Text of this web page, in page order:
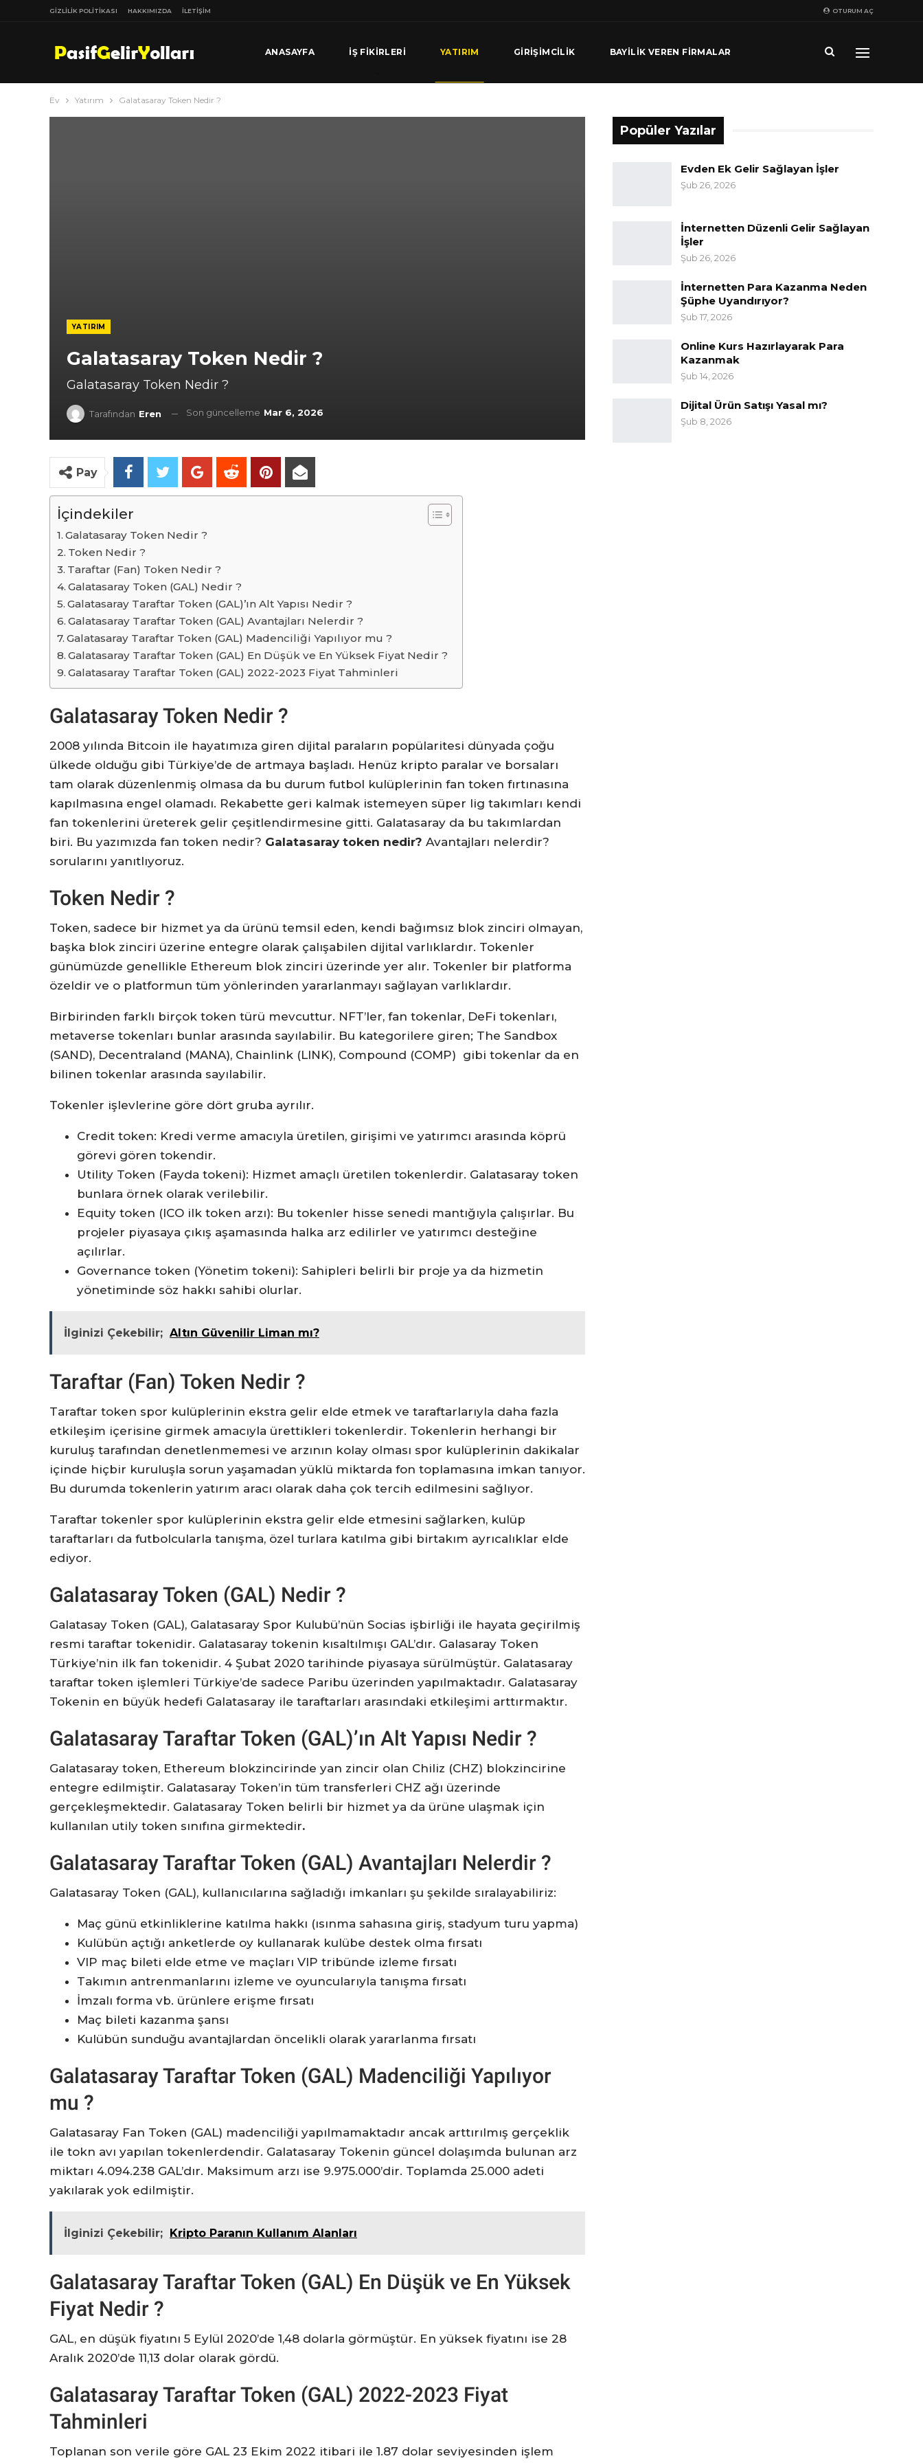
OTURUM AÇ
GIZLILIK POLITIKASI HAKKIMIZDA İLETIŞIM
ANASAYFA İŞ FIKIRLERI YATIRIM GIRIŞIMCILIK BAYILIK VEREN FIRMALAR
Ev Yatırım Galatasaray Token Nedir ?
YATIRIM
Galatasaray Token Nedir ?
Galatasaray Token Nedir ?
Tarafından Eren Son güncelleme Mar 6, 2026
Pay
İçindekiler
Galatasaray Token Nedir ?
Token Nedir ?
Taraftar (Fan) Token Nedir ?
Galatasaray Token (GAL) Nedir ?
Galatasaray Taraftar Token (GAL)’ın Alt Yapısı Nedir ?
Galatasaray Taraftar Token (GAL) Avantajları Nelerdir ?
Galatasaray Taraftar Token (GAL) Madenciliği Yapılıyor mu ?
Galatasaray Taraftar Token (GAL) En Düşük ve En Yüksek Fiyat Nedir ?
Galatasaray Taraftar Token (GAL) 2022-2023 Fiyat Tahminleri
Galatasaray Token Nedir ?
2008 yılında Bitcoin ile hayatımıza giren dijital paraların popülaritesi dünyada çoğu
ülkede olduğu gibi Türkiye’de de artmaya başladı. Henüz kripto paralar ve borsaları
tam olarak düzenlenmiş olmasa da bu durum futbol kulüplerinin fan token fırtınasına
kapılmasına engel olamadı. Rekabette geri kalmak istemeyen süper lig takımları kendi
fan tokenlerini üreterek gelir çeşitlendirmesine gitti. Galatasaray da bu takımlardan
biri. Bu yazımızda fan token nedir? Galatasaray token nedir? Avantajları nelerdir?
sorularını yanıtlıyoruz.
Token Nedir ?
Token, sadece bir hizmet ya da ürünü temsil eden, kendi bağımsız blok zinciri olmayan,
başka blok zinciri üzerine entegre olarak çalışabilen dijital varlıklardır. Tokenler
günümüzde genellikle Ethereum blok zinciri üzerinde yer alır. Tokenler bir platforma
özeldir ve o platformun tüm yönlerinden yararlanmayı sağlayan varlıklardır.
Birbirinden farklı birçok token türü mevcuttur. NFT’ler, fan tokenlar, DeFi tokenları,
metaverse tokenları bunlar arasında sayılabilir. Bu kategorilere giren; The Sandbox
(SAND), Decentraland (MANA), Chainlink (LINK), Compound (COMP) gibi tokenlar da en
bilinen tokenlar arasında sayılabilir.
Tokenler işlevlerine göre dört gruba ayrılır.
Credit token: Kredi verme amacıyla üretilen, girişimi ve yatırımcı arasında köprü
görevi gören tokendir.
Utility Token (Fayda tokeni): Hizmet amaçlı üretilen tokenlerdir. Galatasaray token
bunlara örnek olarak verilebilir.
Equity token (ICO ilk token arzı): Bu tokenler hisse senedi mantığıyla çalışırlar. Bu
projeler piyasaya çıkış aşamasında halka arz edilirler ve yatırımcı desteğine
açılırlar.
Governance token (Yönetim tokeni): Sahipleri belirli bir proje ya da hizmetin
yönetiminde söz hakkı sahibi olurlar.
İlginizi Çekebilir; Altın Güvenilir Liman mı?
Taraftar (Fan) Token Nedir ?
Taraftar token spor kulüplerinin ekstra gelir elde etmek ve taraftarlarıyla daha fazla
etkileşim içerisine girmek amacıyla ürettikleri tokenlerdir. Tokenlerin herhangi bir
kuruluş tarafından denetlenmemesi ve arzının kolay olması spor kulüplerinin dakikalar
içinde hiçbir kuruluşla sorun yaşamadan yüklü miktarda fon toplamasına imkan tanıyor.
Bu durumda tokenlerin yatırım aracı olarak daha çok tercih edilmesini sağlıyor.
Taraftar tokenler spor kulüplerinin ekstra gelir elde etmesini sağlarken, kulüp
taraftarları da futbolcularla tanışma, özel turlara katılma gibi birtakım ayrıcalıklar elde
ediyor.
Galatasaray Token (GAL) Nedir ?
Galatasay Token (GAL), Galatasaray Spor Kulubü’nün Socias işbirliği ile hayata geçirilmiş
resmi taraftar tokenidir. Galatasaray tokenin kısaltılmışı GAL’dır. Galasaray Token
Türkiye’nin ilk fan tokenidir. 4 Şubat 2020 tarihinde piyasaya sürülmüştür. Galatasaray
taraftar token işlemleri Türkiye’de sadece Paribu üzerinden yapılmaktadır. Galatasaray
Tokenin en büyük hedefi Galatasaray ile taraftarları arasındaki etkileşimi arttırmaktır.
Galatasaray Taraftar Token (GAL)’ın Alt Yapısı Nedir ?
Galatasaray token, Ethereum blokzincirinde yan zincir olan Chiliz (CHZ) blokzincirine
entegre edilmiştir. Galatasaray Token’in tüm transferleri CHZ ağı üzerinde
gerçekleşmektedir. Galatasaray Token belirli bir hizmet ya da ürüne ulaşmak için
kullanılan utily token sınıfına girmektedir.
Galatasaray Taraftar Token (GAL) Avantajları Nelerdir ?
Galatasaray Token (GAL), kullanıcılarına sağladığı imkanları şu şekilde sıralayabiliriz:
Maç günü etkinliklerine katılma hakkı (ısınma sahasına giriş, stadyum turu yapma)
Kulübün açtığı anketlerde oy kullanarak kulübe destek olma fırsatı
VIP maç bileti elde etme ve maçları VIP tribünde izleme fırsatı
Takımın antrenmanlarını izleme ve oyuncularıyla tanışma fırsatı
İmzalı forma vb. ürünlere erişme fırsatı
Maç bileti kazanma şansı
Kulübün sunduğu avantajlardan öncelikli olarak yararlanma fırsatı
Galatasaray Taraftar Token (GAL) Madenciliği Yapılıyor
mu ?
Galatasaray Fan Token (GAL) madenciliği yapılmamaktadır ancak arttırılmış gerçeklik
ile tokn avı yapılan tokenlerdendir. Galatasaray Tokenin güncel dolaşımda bulunan arz
miktarı 4.094.238 GAL’dır. Maksimum arzı ise 9.975.000’dir. Toplamda 25.000 adeti
yakılarak yok edilmiştir.
İlginizi Çekebilir; Kripto Paranın Kullanım Alanları
Galatasaray Taraftar Token (GAL) En Düşük ve En Yüksek
Fiyat Nedir ?
GAL, en düşük fiyatını 5 Eylül 2020’de 1,48 dolarla görmüştür. En yüksek fiyatını ise 28
Aralık 2020’de 11,13 dolar olarak gördü.
Galatasaray Taraftar Token (GAL) 2022-2023 Fiyat
Tahminleri
Toplanan son verile göre GAL 23 Ekim 2022 itibari ile 1.87 dolar seviyesinden işlem
Popüler Yazılar
Evden Ek Gelir Sağlayan İşler
Şub 26, 2026
İnternetten Düzenli Gelir Sağlayan
İşler
Şub 26, 2026
İnternetten Para Kazanma Neden
Şüphe Uyandırıyor?
Şub 17, 2026
Online Kurs Hazırlayarak Para
Kazanmak
Şub 14, 2026
Dijital Ürün Satışı Yasal mı?
Şub 8, 2026